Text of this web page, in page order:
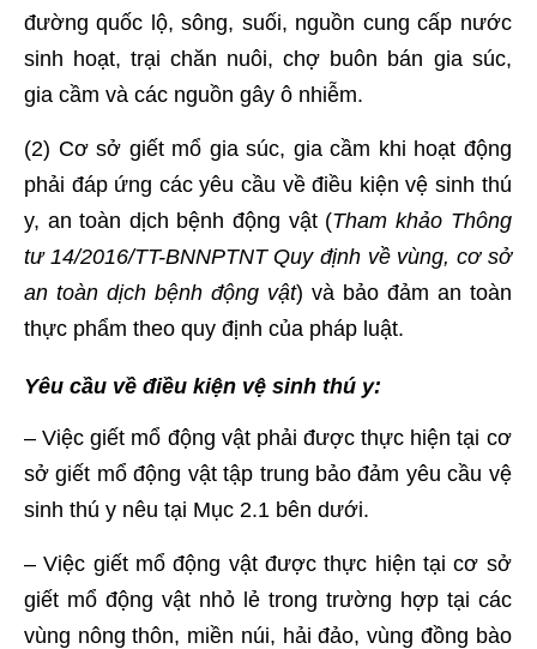
đường quốc lộ, sông, suối, nguồn cung cấp nước
sinh hoạt, trại chăn nuôi, chợ buôn bán gia súc,
gia cầm và các nguồn gây ô nhiễm.
(2) Cơ sở giết mổ gia súc, gia cầm khi hoạt động
phải đáp ứng các yêu cầu về điều kiện vệ sinh thú
y, an toàn dịch bệnh động vật (Tham khảo Thông
tư 14/2016/TT-BNNPTNT Quy định về vùng, cơ sở
an toàn dịch bệnh động vật) và bảo đảm an toàn
thực phẩm theo quy định của pháp luật.
Yêu cầu về điều kiện vệ sinh thú y:
– Việc giết mổ động vật phải được thực hiện tại cơ
sở giết mổ động vật tập trung bảo đảm yêu cầu vệ
sinh thú y nêu tại Mục 2.1 bên dưới.
– Việc giết mổ động vật được thực hiện tại cơ sở
giết mổ động vật nhỏ lẻ trong trường hợp tại các
vùng nông thôn, miền núi, hải đảo, vùng đồng bào